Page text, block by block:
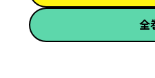
全